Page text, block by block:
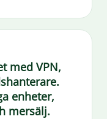
med VPN,
enheter,
mersälj.